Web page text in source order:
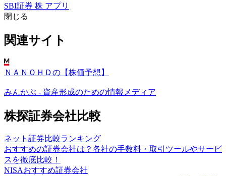
SBI証券 株 アプリ
閉じる
関連サイト
ＮＡＮＯＨＤの【株価予想】
みんかぶ - 資産形成のための情報メディア
株探証券会社比較
ネット証券比較ランキング
おすすめの証券会社は？各社の手数料・取引ツールやサービ
スを徹底比較！
NISAおすすめ証券会社